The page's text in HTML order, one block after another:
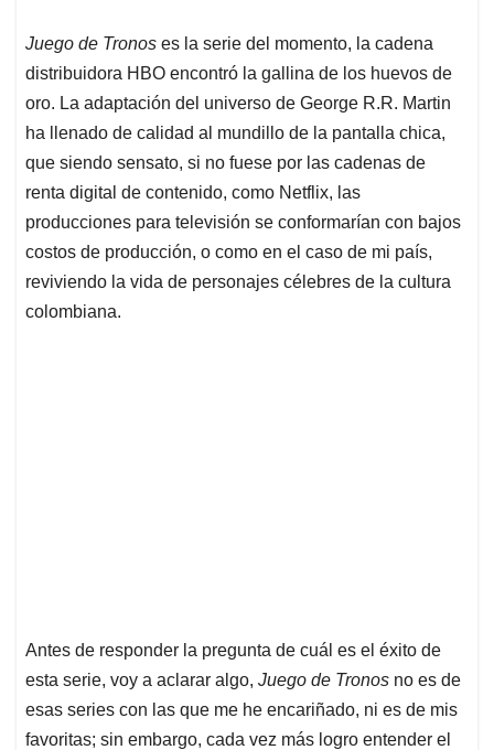
Juego de Tronos es la serie del momento, la cadena
distribuidora HBO encontró la gallina de los huevos de
oro. La adaptación del universo de George R.R. Martin
ha llenado de calidad al mundillo de la pantalla chica,
que siendo sensato, si no fuese por las cadenas de
renta digital de contenido, como Netflix, las
producciones para televisión se conformarían con bajos
costos de producción, o como en el caso de mi país,
reviviendo la vida de personajes célebres de la cultura
colombiana.
Antes de responder la pregunta de cuál es el éxito de
esta serie, voy a aclarar algo, Juego de Tronos no es de
esas series con las que me he encariñado, ni es de mis
favoritas; sin embargo, cada vez más logro entender el